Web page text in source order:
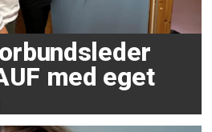
med eget